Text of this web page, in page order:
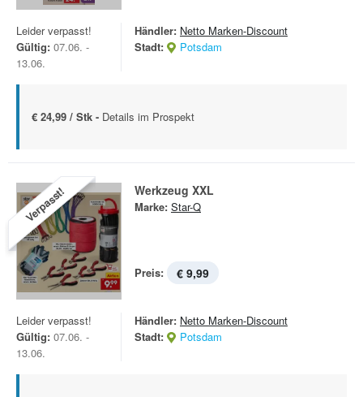
Leider verpasst!
Gültig: 07.06. -
13.06.
Händler: Netto Marken-Discount
Stadt:
Potsdam
€ 24,99 / Stk - Details im Prospekt
Verpasst! Werkzeug XXL
Marke: Star-Q
Preis: € 9,99
Leider verpasst!
Gültig: 07.06. -
13.06.
Händler: Netto Marken-Discount
Stadt:
Potsdam